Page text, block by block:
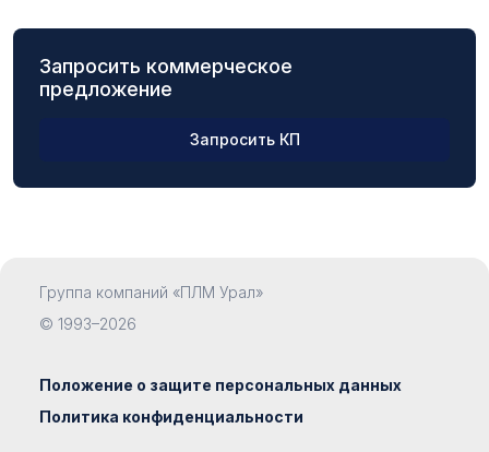
Запросить коммерческое
предложение
Запросить КП
Компания
Группа компаний «ПЛМ Урал»
© 1993–2026
Положение о защите персональных данных
Политика конфиденциальности